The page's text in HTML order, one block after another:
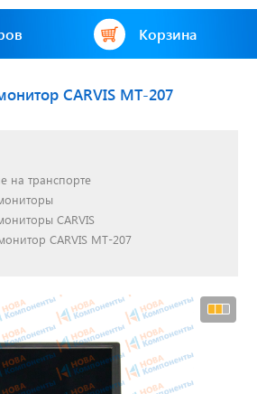
Корзина
наш счет!
с нами выгодно
склад
г. Нижний Новгород
CARVIS MT-207
на транспорте
CARVIS
CARVIS MT-207